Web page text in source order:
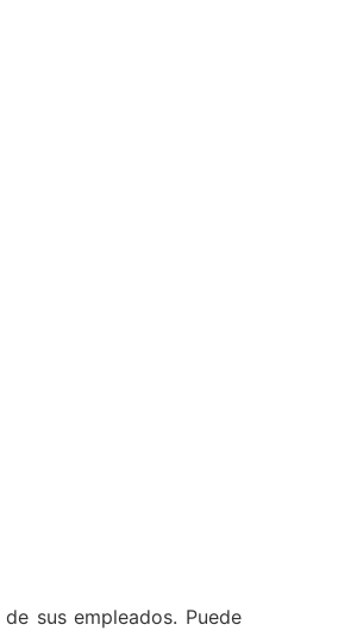
sus empleados. Puede